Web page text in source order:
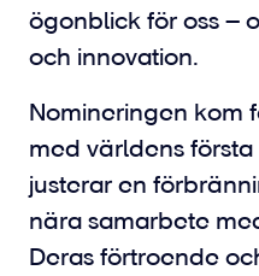
ögonblick för oss –
och innovation.
Nomineringen kom
med världens
justerar en
nära samarbete
Deras förtroende